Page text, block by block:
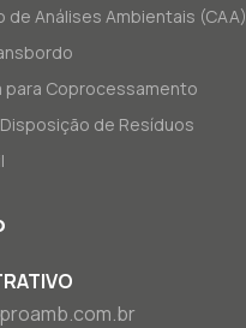
de Análises Ambientais (CAA)
para Coprocessamento
de Resíduos